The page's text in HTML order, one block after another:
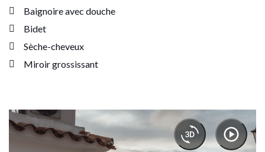
Baignoire avec douche
Bidet
Sèche-cheveux
Miroir grossissant